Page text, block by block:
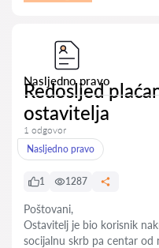
Nasljedno pravo
Redosljed
ostavitelja
1 odgovor
Nasljedno pravo
1 1287
Poštovani,
Ostavitelj je bio korisnik
socijalnu skrb pa centar od